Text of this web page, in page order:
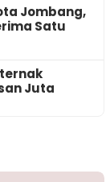
Jombang,
Satu
Juta